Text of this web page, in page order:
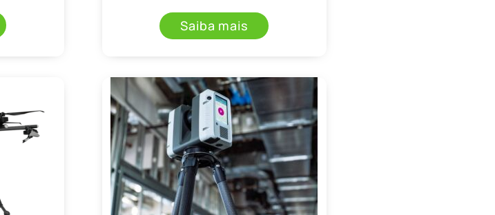
Saiba mais